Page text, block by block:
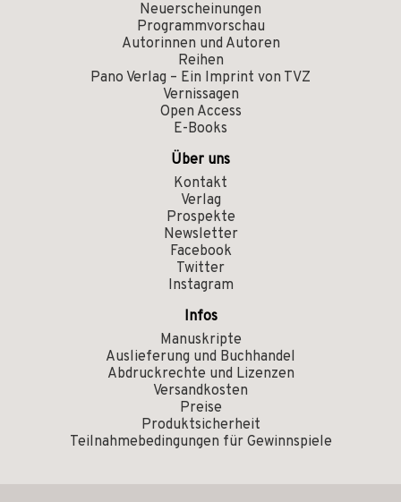
Neuerscheinungen
Programmvorschau
Autorinnen und Autoren
Reihen
Pano Verlag – Ein Imprint von TVZ
Vernissagen
Open Access
E-Books
Über uns
Kontakt
Verlag
Prospekte
Newsletter
Facebook
Twitter
Instagram
Infos
Manuskripte
Auslieferung und Buchhandel
Abdruckrechte und Lizenzen
Versandkosten
Preise
Produktsicherheit
Teilnahmebedingungen für Gewinnspiele